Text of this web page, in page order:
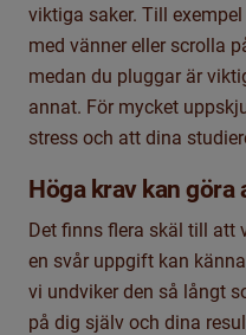
viktiga saker. Till
med vänner eller scrolla
medan du pluggar är
annat. För mycket
stress och att dina
Höga krav kan
Det finns flera skäl till att
en svår uppgift kan
vi undviker den så långt
på dig själv och dina